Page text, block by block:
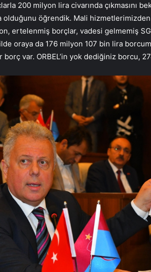
200 milyon lira civarında çıkmasını
öğrendik. Mali hizmetlerimizden
ertelenmiş borçlar, vadesi gelmemiş
oraya da 176 milyon 107 bin lira
var. ORBEL’in yok dediğiniz borcu,